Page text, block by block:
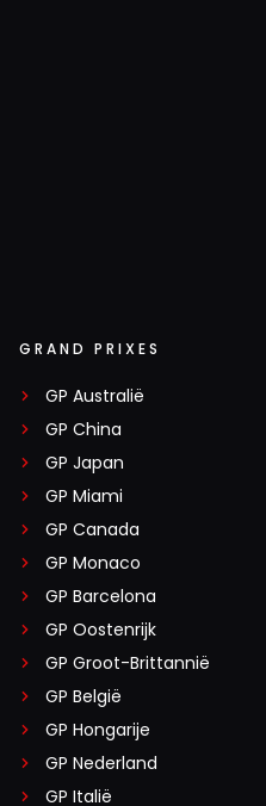
GRAND PRIXES
GP Australië
GP China
GP Japan
GP Miami
GP Canada
GP Monaco
GP Barcelona
GP Oostenrijk
GP Groot-Brittannië
GP België
GP Hongarije
GP Nederland
GP Italië